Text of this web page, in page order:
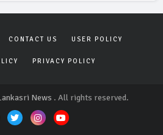
CONTACT US USER POLICY
PRIVACY POLICY
News . All rights reserved.